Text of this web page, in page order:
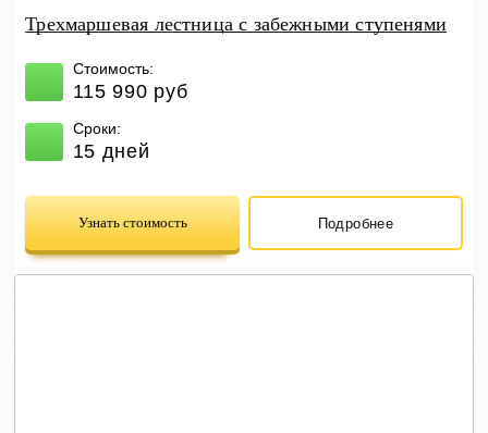
Трехмаршевая лестница с забежными ступенями
Стоимость:
115 990 руб
Сроки:
15 дней
Узнать стоимость Подробнее